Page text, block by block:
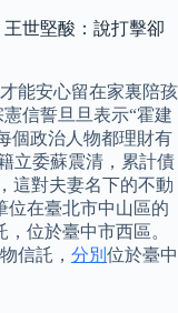
世堅酸：說打擊卻
能安心留在家裏陪孩
信誓旦旦表示“霍建
個政治人物都理財有
立委蘇震清，累計債
這對夫妻名下的不動
位在臺北市中山區的
位於臺中市西區。
信託， 分別 位於臺中